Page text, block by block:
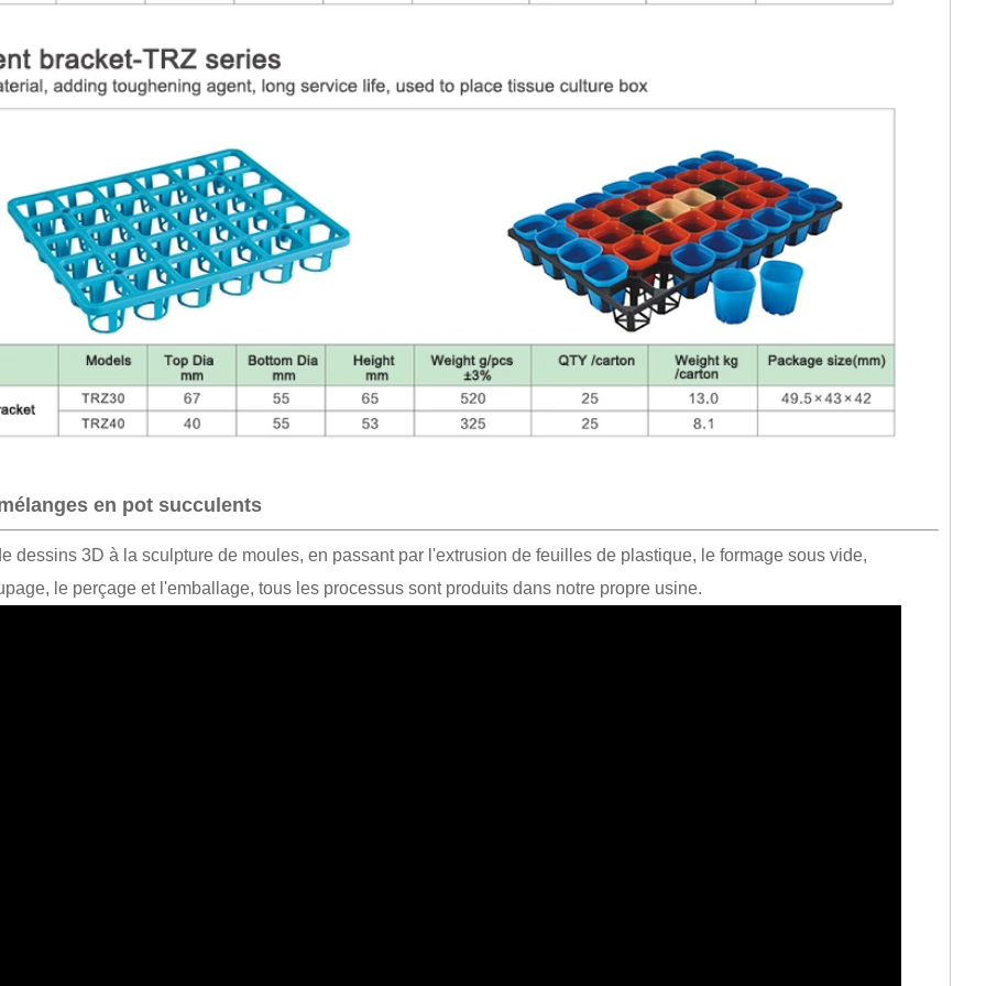
en pot succulents
dessins 3D à la sculpture de moules, en passant par l'extrusion de feuilles de plastique, le formage sous vide,
le perçage et l'emballage, tous les processus sont produits dans notre propre usine.